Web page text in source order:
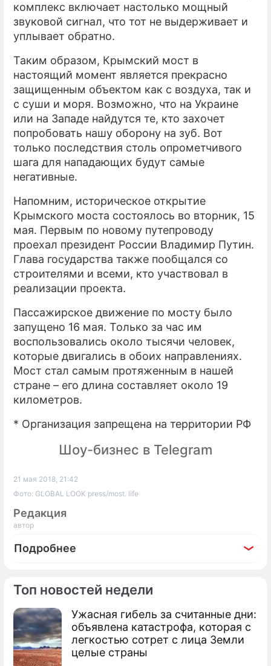
Топ новостей недели
Ужасная гибель за считанные дни:
объявлена катастрофа, которая с
легкостью сотрет с лица Земли
целые страны
комплекс включает настолько мощный
звуковой сигнал, что тот не выдерживает и
уплывает обратно.
Таким образом, Крымский мост в
настоящий момент является прекрасно
защищенным объектом как с воздуха, так и
с суши и моря. Возможно, что на Украине
или на Западе найдутся те, кто захочет
попробовать нашу оборону на зуб. Вот
только последствия столь опрометчивого
шага для нападающих будут самые
негативные.
Напомним, историческое открытие
Крымского моста состоялось во вторник, 15
мая. Первым по новому путепроводу
проехал президент России Владимир Путин.
Глава государства также пообщался со
строителями и всеми, кто участвовал в
реализации проекта.
Пассажирское движение по мосту было
запущено 16 мая. Только за час им
воспользовались около тысячи человек,
которые двигались в обоих направлениях.
Мост стал самым протяженным в нашей
стране – его длина составляет около 19
километров.
* Организация запрещена на территории РФ
Шоу-бизнес в Telegram
21 мая 2018, 21:42
Фото: GLOBAL LOOK press/most. life
Редакция
автор
Подробнее
По теме
Продолжение: Порошенко
решил убивать ради срыва